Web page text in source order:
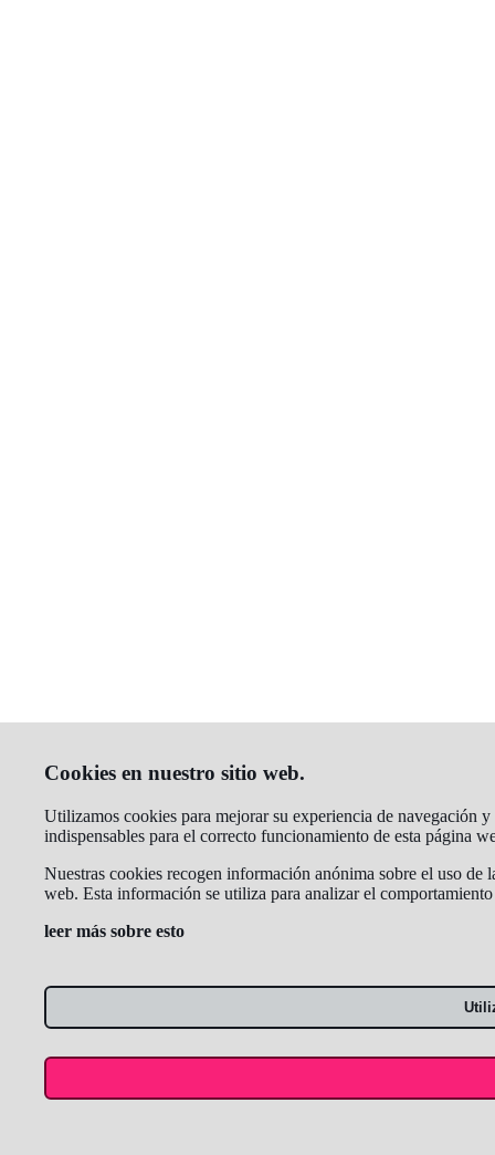
Cookies en nuestro sitio web.
Utilizamos cookies para mejorar su experiencia de navegación
indispensables para el correcto funcionamiento de esta página
Nuestras cookies recogen información anónima sobre el uso de
web. Esta información se utiliza para analizar el
leer más sobre esto